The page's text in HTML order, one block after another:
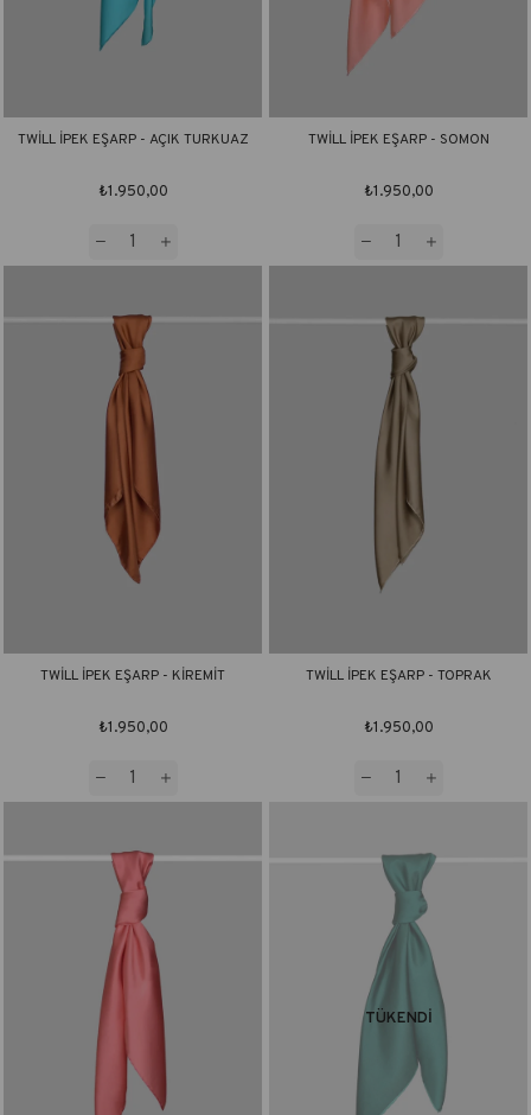
TWİLL İPEK EŞARP - AÇIK TURKUAZ
₺1.950,00
TWİLL İPEK EŞARP - SOMON
₺1.950,00
TWİLL İPEK EŞARP - KİREMİT
₺1.950,00
TWİLL İPEK EŞARP - TOPRAK
₺1.950,00
TÜKENDI